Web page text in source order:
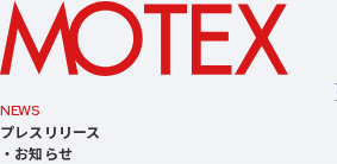
NEWS
プレスリリース
・お知らせ